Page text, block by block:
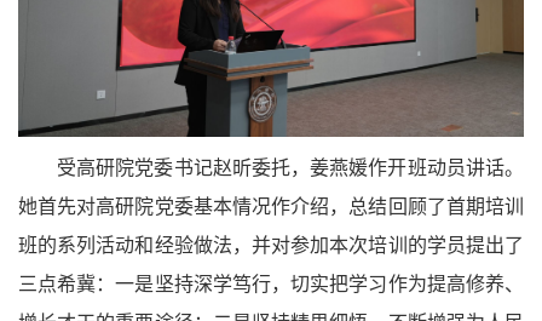
受高研院党委书记赵昕委托，姜燕媛作开班动员讲话。
她首先对高研院党委基本情况作介绍，总结回顾了首期培训
班的系列活动和经验做法，并对参加本次培训的学员提出了
三点希冀：一是坚持深学笃行，切实把学习作为提高修养、